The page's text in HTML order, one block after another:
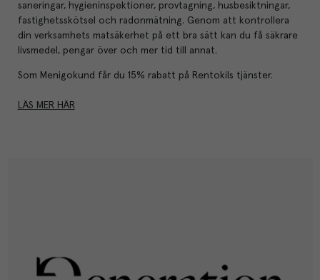
saneringar, hygieninspektioner, provtagning, husbesiktningar,
fastighetsskötsel och radonmätning. Genom att kontrollera
din verksamhets matsäkerhet på ett bra sätt kan du få säkrare
livsmedel, pengar över och mer tid till annat.
Som Menigokund får du 15% rabatt på Rentokils tjänster.
LÄS MER HÄR